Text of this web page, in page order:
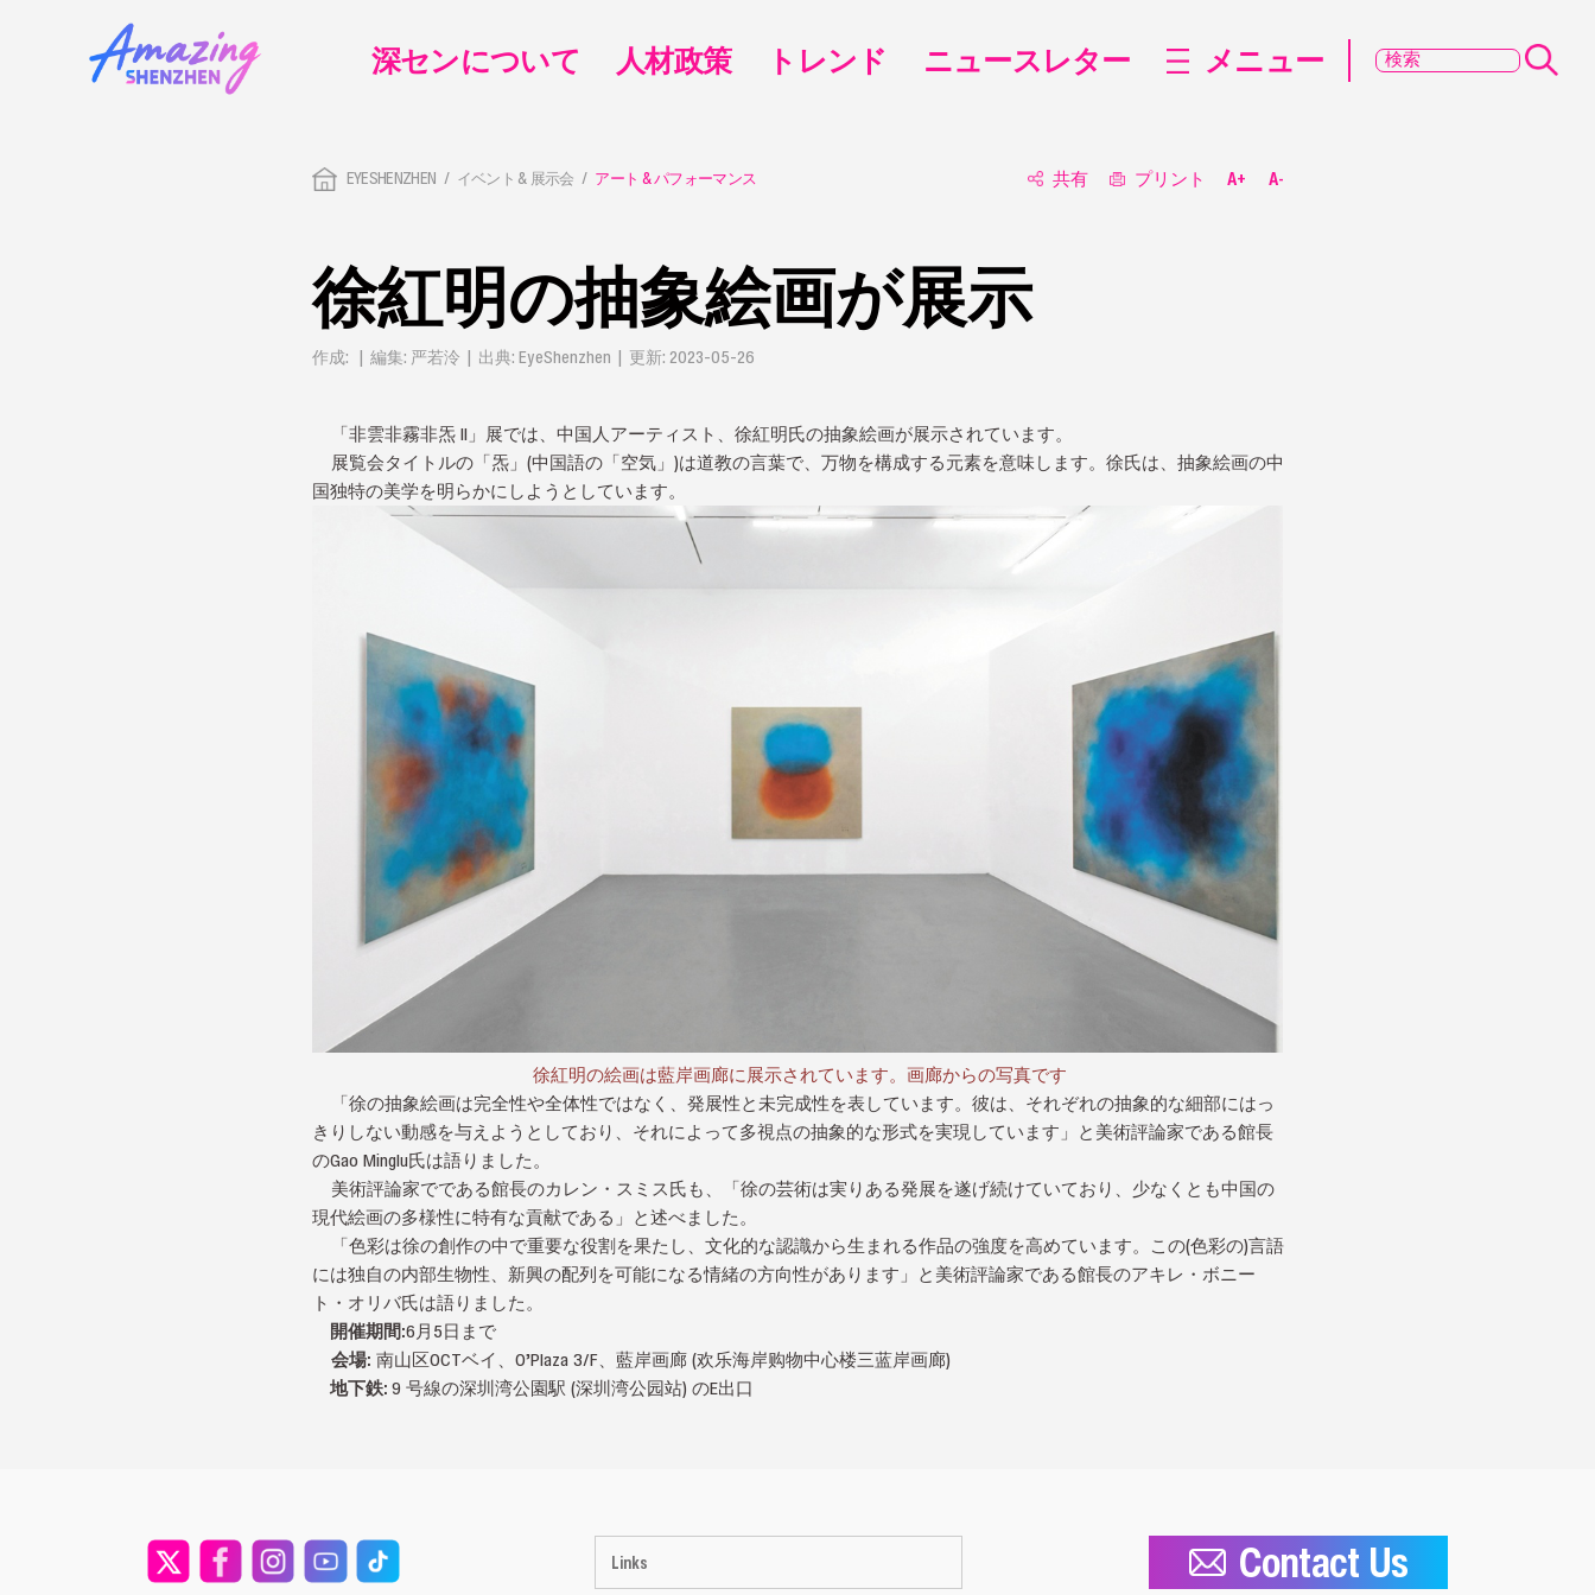
EYESHENZHEN イベント & 展示会 アート & パフォーマンス 共有 プリント A+ A-
徐紅明の抽象絵画が展示
作成: | 編集: 严若泠 | 出典: EyeShenzhen | 更新: 2023-05-26
「非雲非霧非炁 II」展では、中国人アーティスト、徐紅明氏の抽象絵画が展示されています。
展覧会タイトルの「炁」(中国語の「空気」)は道教の言葉で、万物を構成する元素を意味します。徐氏は、抽象絵画の中
国独特の美学を明らかにしようとしています。
徐紅明の絵画は藍岸画廊に展示されています。画廊からの写真です
「徐の抽象絵画は完全性や全体性ではなく、発展性と未完成性を表しています。彼は、それぞれの抽象的な細部にはっ
きりしない動感を与えようとしており、それによって多視点の抽象的な形式を実現しています」と美術評論家である館長
のGao Minglu氏は語りました。
美術評論家でである館長のカレン・スミス氏も、「徐の芸術は実りある発展を遂げ続けていており、少なくとも中国の
現代絵画の多様性に特有な貢献である」と述べました。
「色彩は徐の創作の中で重要な役割を果たし、文化的な認識から生まれる作品の強度を高めています。この(色彩の)言語
には独自の内部生物性、新興の配列を可能になる情緒の方向性があります」と美術評論家である館長のアキレ・ボニー
ト・オリバ氏は語りました。
開催期間:6月5日まで
会場: 南山区OCTベイ、O’Plaza 3/F、藍岸画廊 (欢乐海岸购物中心楼三蓝岸画廊)
地下鉄:9 号線の深圳湾公園駅 (深圳湾公园站) のE出口
深センについて 人材政策 トレンド ニュースレター メニュー
Links Contact Us